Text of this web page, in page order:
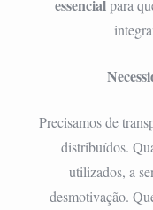
essencialpara
Precisamos de
distribuídos.
utilizados, a
desmotivação.